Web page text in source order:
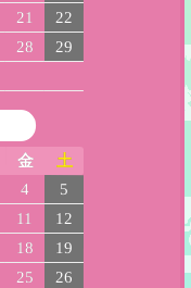
21
22
28
29
金 土
4
5
11
12
18
19
25
26